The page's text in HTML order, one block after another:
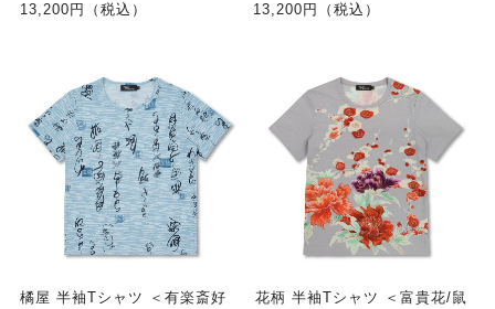
13,200円（税込）
13,200円（税込）
橘屋 半袖Tシャツ ＜有楽斎好
花柄 半袖Tシャツ ＜富貴花/鼠